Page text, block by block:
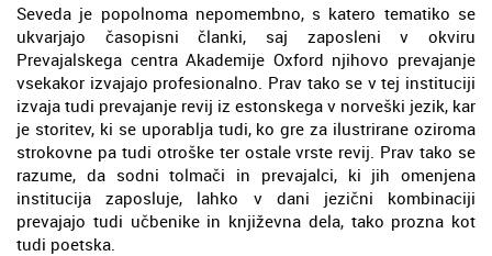
Seveda je popolnoma nepomembno, s katero tematiko se
ukvarjajo časopisni članki, saj zaposleni v okviru
Prevajalskega centra Akademije Oxford njihovo prevajanje
vsekakor izvajajo profesionalno. Prav tako se v tej instituciji
izvaja tudi prevajanje revij iz estonskega v norveški jezik, kar
je storitev, ki se uporablja tudi, ko gre za ilustrirane oziroma
strokovne pa tudi otroške ter ostale vrste revij. Prav tako se
razume, da sodni tolmači in prevajalci, ki jih omenjena
institucija zaposluje, lahko v dani jezični kombinaciji
prevajajo tudi učbenike in književna dela, tako prozna kot
tudi poetska.